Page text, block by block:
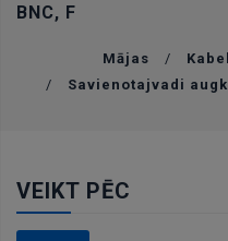
BNC, F
Mājas /
/
Savienotajvadi
VEIKT PĒC